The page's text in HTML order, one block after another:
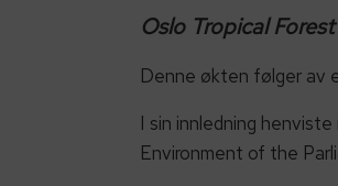
Oslo Tropical
Denne økten følger av
I sin innledning
Environment of the